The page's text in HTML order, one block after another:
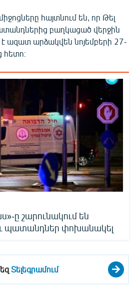
հայտնում են, որ Թել
բաղկացած վերջին
ազատ արձակվեն նոյեմբերի 27-
հետո։
ը շարունակում են
պատանդներ փոխանակել
Տելեգրամում